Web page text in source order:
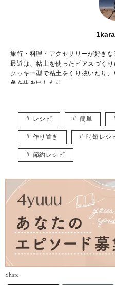
旅行・料理・アクセサリーが好きな
最近は、粘土を使ったピアスづく
クッキー型で粘土をくり抜いたり
色を生み出したり……。
粘土の世界は奥が深く、アイデアが
食べることも大好きで、旅先で出
分を味わうこともしばしば♡
調理師としての経験を活かして、
記事を発信していきます！
レシピ 簡単
作り置き 時短レシ
節約レシピ
Share